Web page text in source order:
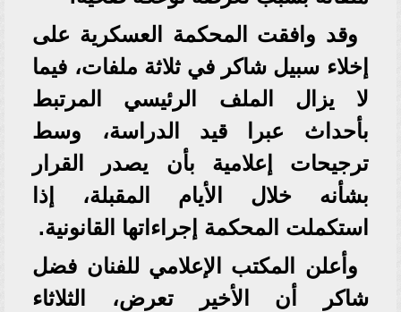
وقد وافقت المحكمة العسكرية على
إخلاء سبيل شاكر في ثلاثة ملفات، فيما
لا يزال الملف الرئيسي المرتبط
بأحداث عبرا قيد الدراسة، وسط
ترجيحات إعلامية بأن يصدر القرار
بشأنه خلال الأيام المقبلة، إذا
استكملت المحكمة إجراءاتها القانونية.
وأعلن المكتب الإعلامي للفنان فضل
شاكر أن الأخير تعرض، الثلاثاء